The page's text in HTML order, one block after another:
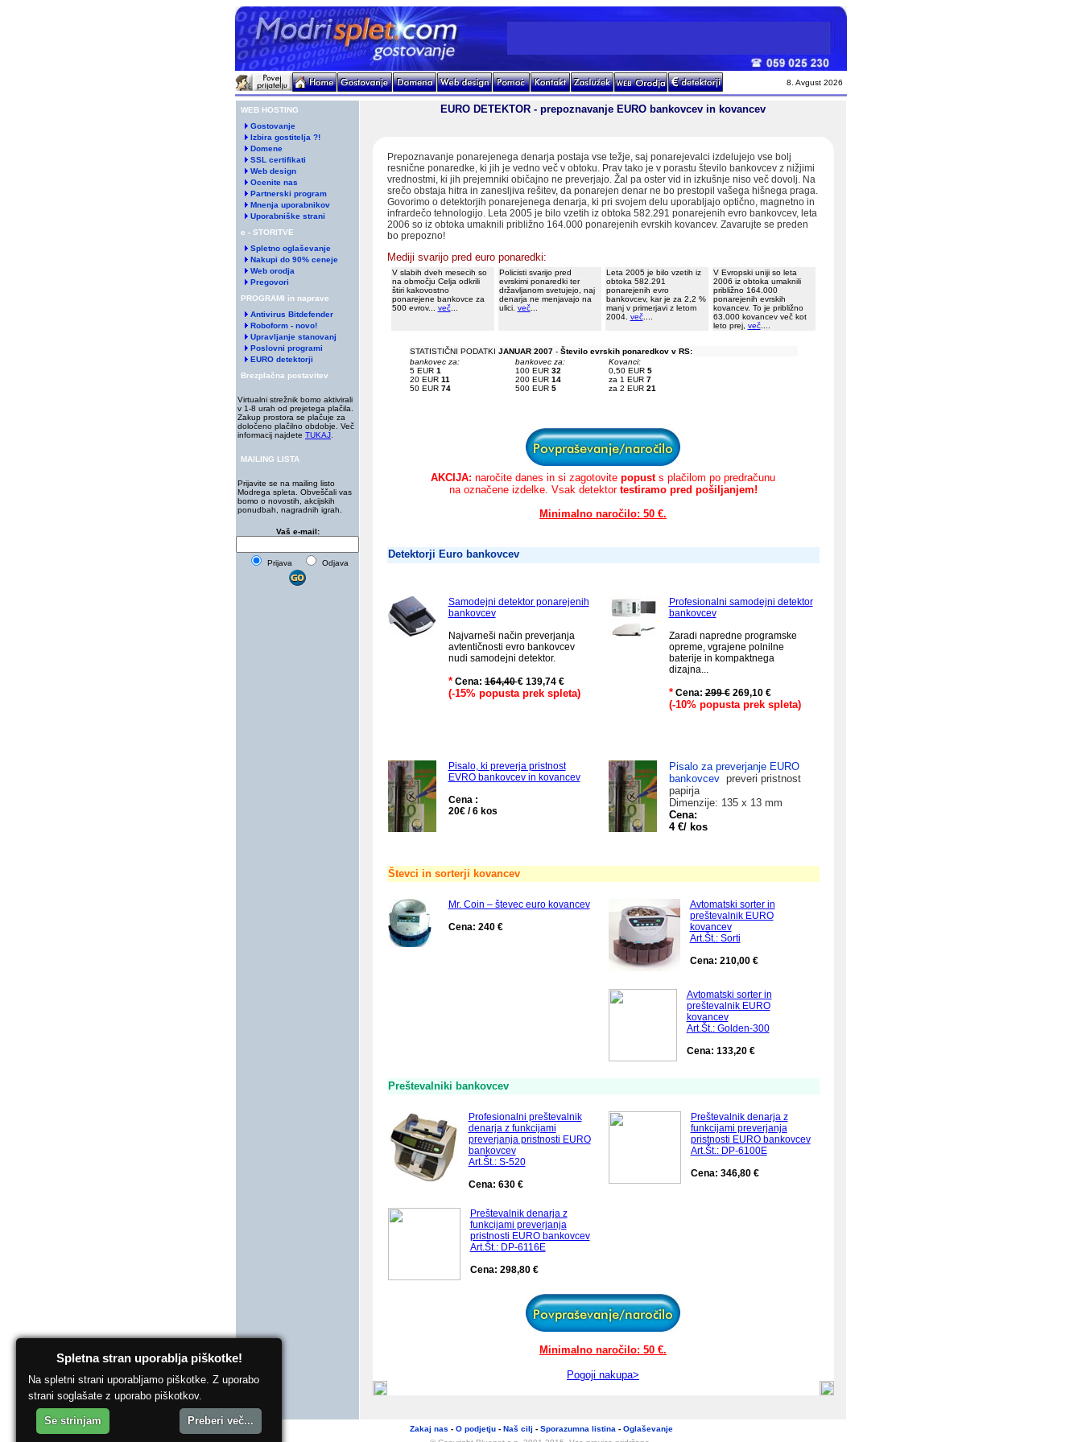
8. Avgust 2026
WEB HOSTING
Gostovanje
Izbira gostitelja ?!
Domene
SSL certifikati
Web design
Ocenite nas
Partnerski program
Mnenja uporabnikov
Uporabniške strani
e - STORITVE
Spletno oglaševanje
Nakupi do 90% ceneje
Web orodja
Pregovori
PROGRAMI in naprave
Antivirus Bitdefender
Roboform - novo!
Upravljanje stanovanj
Poslovni programi
EURO detektorji
Brezplačna postavitev
Virtualni strežnik bomo aktivirali
v 1-8 urah od prejetega plačila.
Zakup prostora se plačuje za
določeno plačilno obdobje. Več
informacij najdete TUKAJ
MAILING LISTA
Prijavite se na mailing listo
Modrega spleta. Obveščali vas
bomo o novostih, akcijskih
ponudbah, nagradnih igrah.
Vaš e-mail:
Prijava Odjava
EURO DETEKTOR - prepoznavanje EURO bankovcev in kovancev
Prepoznavanje ponarejenega denarja postaja vse težje, saj ponarejevalci izdelujejo vse bolj
resnične ponaredke, ki jih je vedno več v obtoku. Prav tako je v porastu število bankovcev z nižjimi
vrednostmi, ki jih prejemniki običajno ne preverjajo. Žal pa oster vid in izkušnje niso več dovolj. Na
srečo obstaja hitra in zanesljiva rešitev, da ponarejen denar ne bo prestopil vašega hišnega praga.
Govorimo o detektorjih ponarejenega denarja, ki pri svojem delu uporabljajo optično, magnetno in
infrardečo tehnologijo. Leta 2005 je bilo vzetih iz obtoka 582.291 ponarejenih evro bankovcev, leta
2006 so iz obtoka umaknili približno 164.000 ponarejenih evrskih kovancev. Zavarujte se preden
bo prepozno!
Mediji svarijo pred euro ponaredki:
V slabih dveh mesecih so
na območju Celja odkrili
štiri kakovostno
ponarejene bankovce za
500 evrov... več...
Policisti svarijo pred
evrskimi ponaredki ter
državljanom svetujejo, naj
denarja ne menjavajo na
ulici. več...
Leta 2005 je bilo vzetih iz
obtoka 582.291
ponarejenih evro
bankovcev, kar je za 2,2 %
manj v primerjavi z letom
2004. več....
V Evropski uniji so leta
2006 iz obtoka umaknili
približno 164.000
ponarejenih evrskih
kovancev. To je približno
63.000 kovancev več kot
leto prej, več....
STATISTIČNI PODATKI JANUAR 2007- Število evrskih ponaredkov v RS:
bankovec za:
5 EUR 1
20 EUR 11
50 EUR 74
bankovec za:
100 EUR 32
200 EUR 14
500 EUR 5
Kovanci:
0,50 EUR 5
za 1 EUR 7
za 2 EUR 21
AKCIJA: naročite danes in si zagotovite popust s plačilom po predračunu
na označene izdelke. Vsak detektor testiramo pred pošiljanjem!
Minimalno naročilo: 50 €.
Detektorji Euro bankovcev
Samodejni detektor ponarejenih
bankovcev
Najvarneši način preverjanja
avtentičnosti evro bankovcev
nudi samodejni detektor.
*Cena:164,40€ 139,74 €
(-15% popusta prek spleta)
Profesionalni samodejni detektor
bankovcev
Zaradi napredne programske
opreme, vgrajene polnilne
baterije in kompaktnega
dizajna...
*Cena:299 €269,10 €
(-10% popusta prek spleta)
Pisalo, ki preverja pristnost
EVRO bankovcev in kovancev
Cena :
20€ / 6 kos
Pisalo za preverjanje EURO
bankovcev preveri pristnost
papirja
Dimenzije: 135 x 13 mm
Cena:
4 €/ kos
Števci in sorterji kovancev
Mr. Coin – števec euro kovancev
Cena: 240 €
Avtomatski sorter in
preštevalnik EURO
kovancev
Art.Št.: Sorti
Cena: 210,00 €
Avtomatski sorter in
preštevalnik EURO
kovancev
Art.Št.: Golden-300
Cena: 133,20 €
Preštevalniki bankovcev
Profesionalni preštevalnik
denarja z funkcijami
preverjanja pristnosti EURO
bankovcev
Art.Št.: S-520
Cena: 630 €
Preštevalnik denarja z
funkcijami preverjanja
pristnosti EURO bankovcev
Art.Št.: DP-6100E
Cena: 346,80 €
Preštevalnik denarja z
funkcijami preverjanja
pristnosti EURO bankovcev
Art.Št.: DP-6116E
Cena: 298,80 €
Minimalno naročilo: 50 €.
Pogoji nakupa>
Zakaj nas - O podjetju - Naš cilj - Sporazumna listina - Oglaševanje
Spletna stran uporablja piškotke!
Na spletni strani uporabljamo piškotke. Z uporabo
strani soglašate z uporabo piškotkov.
Se strinjam Preberi več...